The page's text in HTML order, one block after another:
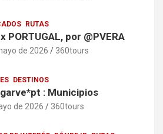
RUTAS
PORTUGAL, por @PVERA
de 2026 360tours
DESTINOS
: Municipios
de 2026 360tours